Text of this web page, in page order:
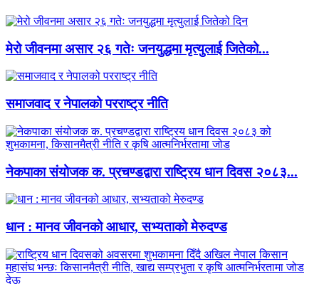
मेरो जीवनमा असार २६ गतेः जनयुद्धमा मृत्युलाई जितेको...
समाजवाद र नेपालको परराष्ट्र नीति
नेकपाका संयोजक क. प्रचण्डद्वारा राष्ट्रिय धान दिवस २०८३...
धान : मानव जीवनको आधार, सभ्यताको मेरुदण्ड